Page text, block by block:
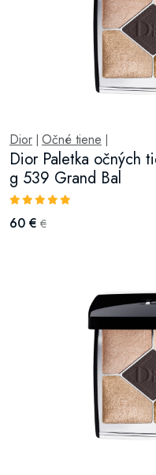
Dior Očné tiene
Dior Paletka očných
g 539 Grand Bal
60 € €